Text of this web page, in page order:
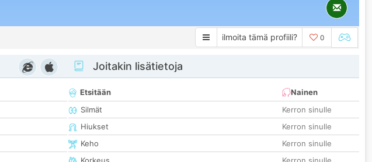
ilmoita tämä profiili? 0
Joitakin lisätietoja
Etsitään
Nainen
Silmät
Kerron sinulle
Hiukset
Kerron sinulle
Keho
Kerron sinulle